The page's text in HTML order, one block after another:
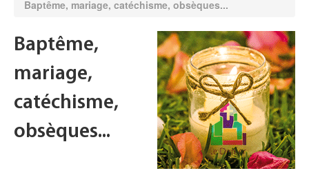
Agenda diocésain
Je donne
Annuaire/Contact
Baptême, mariage, catéchisme, obsèques...
Baptême,
mariage,
catéchisme,
obsèques...